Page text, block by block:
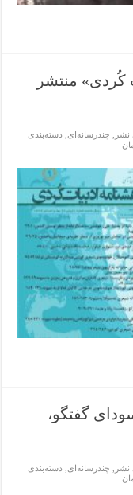
كُردی» منتشر
نشر چندرسانه‌ای
دسته‌بندی
گفتگو،
نشر , چندرسانه‌ای, دسته‌بندی